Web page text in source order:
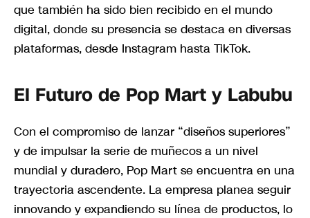
que también ha sido bien recibido en el mundo
digital, donde su presencia se destaca en diversas
plataformas, desde Instagram hasta TikTok.
El Futuro de Pop Mart y Labubu
Con el compromiso de lanzar “diseños superiores”
y de impulsar la serie de muñecos a un nivel
mundial y duradero, Pop Mart se encuentra en una
trayectoria ascendente. La empresa planea seguir
innovando y expandiendo su línea de productos, lo